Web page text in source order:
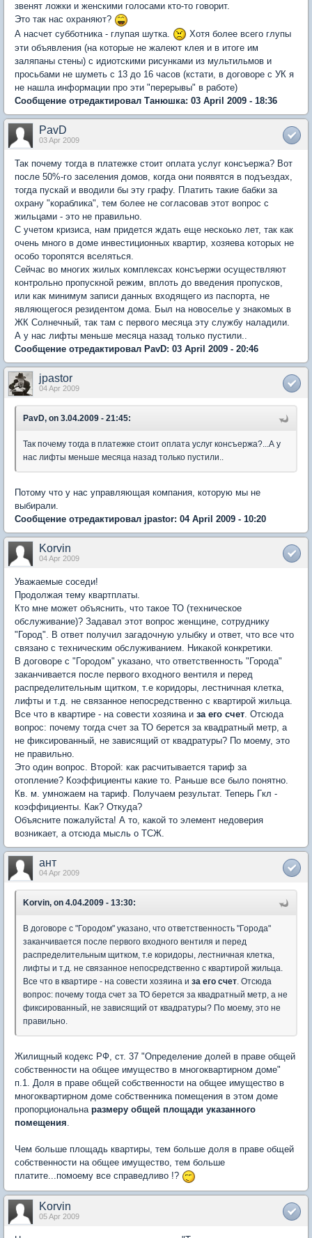
звенят ложки и женскими голосами кто-то говорит.
Это так нас охраняют?
А насчет субботника - глупая шутка.
Хотя более всего глупы
эти объявления (на которые не жалеют клея и в итоге им
заляпаны стены) с идиотскими рисунками из мультильмов и
просьбами не шуметь с 13 до 16 часов (кстати, в договоре с УК я
не нашла информации про эти "перерывы" в работе)
Сообщение отредактировал Танюшка: 03 April 2009 - 18:36
PavD
03 Apr 2009
Так почему тогда в платежке стоит оплата услуг консъержа? Вот
после 50%-го заселения домов, когда они появятся в подъездах,
тогда пускай и вводили бы эту графу. Платить такие бабки за
охрану "кораблика", тем более не согласовав этот вопрос с
жильцами - это не правильно.
С учетом кризиса, нам придется ждать еще нескоько лет, так как
очень много в доме инвестиционных квартир, хозяева которых не
особо торопятся вселяться.
Сейчас во многих жилых комплексах консъержи осуществляют
контрольно пропускной режим, вплоть до введения пропусков,
или как минимум записи данных входящего из паспорта, не
являющегося резидентом дома. Был на новоселье у знакомых в
ЖК Солнечный, так там с первого месяца эту службу наладили.
А у нас лифты меньше месяца назад только пустили..
Сообщение отредактировал PavD: 03 April 2009 - 20:46
jpastor
04 Apr 2009
PavD, on 3.04.2009 - 21:45:
Так почему тогда в платежке стоит оплата услуг консъержа?...А у
нас лифты меньше месяца назад только пустили..
Потому что у нас управляющая компания, которую мы не
выбирали.
Сообщение отредактировал jpastor: 04 April 2009 - 10:20
Korvin
04 Apr 2009
Уважаемые соседи!
Продолжая тему квартплаты.
Кто мне может объяснить, что такое ТО (техническое
обслуживание)? Задавал этот вопрос женщине, сотруднику
"Город". В ответ получил загадочную улыбку и ответ, что все что
связано с техническим обслуживанием. Никакой конкретики.
В договоре с "Городом" указано, что ответственность "Города"
заканчивается после первого входного вентиля и перед
распределительным щитком, т.е коридоры, лестничная клетка,
лифты и т.д. не связанное непосредственно с квартирой жильца.
Все что в квартире - на совести хозяина и за его счет. Отсюда
вопрос: почему тогда счет за ТО берется за квадратный метр, а
не фиксированный, не зависящий от квадратуры? По моему, это
не правильно.
Это один вопрос. Второй: как расчитывается тариф за
отопление? Коэффициенты какие то. Раньше все было понятно.
Кв. м. умножаем на тариф. Получаем результат. Теперь Гкл -
коэффициенты. Как? Откуда?
Объясните пожалуйста! А то, какой то элемент недоверия
возникает, а отсюда мысль о ТСЖ.
ант
04 Apr 2009
Korvin, on 4.04.2009 - 13:30:
В договоре с "Городом" указано, что ответственность "Города"
заканчивается после первого входного вентиля и перед
распределительным щитком, т.е коридоры, лестничная клетка,
лифты и т.д. не связанное непосредственно с квартирой жильца.
Все что в квартире - на совести хозяина и за его счет. Отсюда
вопрос: почему тогда счет за ТО берется за квадратный метр, а не
фиксированный, не зависящий от квадратуры? По моему, это не
правильно.
Жилищный кодекс РФ, ст. 37 "Определение долей в праве общей
собственности на общее имущество в многоквартирном доме"
п.1. Доля в праве общей собственности на общее имущество в
многоквартирном доме собственника помещения в этом доме
пропорциональна размеру общей площади указанного
помещения.
Чем больше площадь квартиры, тем больше доля в праве общей
собственности на общее имущество, тем больше
платите...помоему все справедливо !?
Korvin
05 Apr 2009